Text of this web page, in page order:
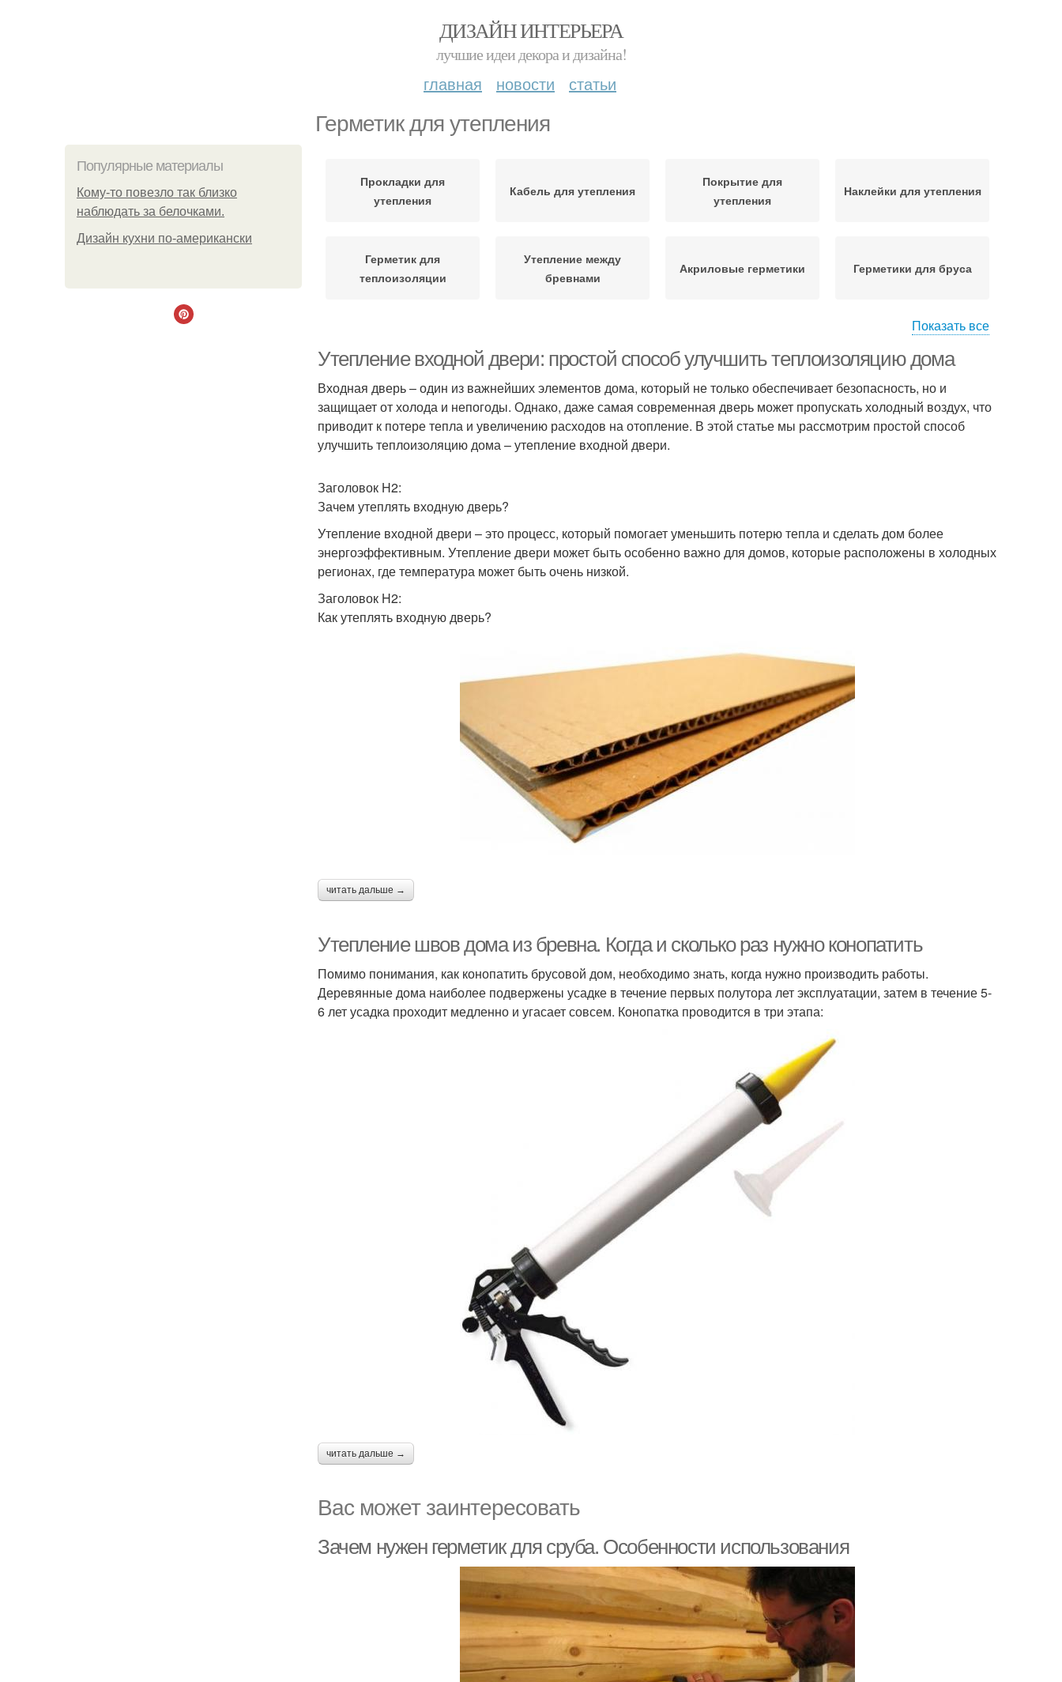
ДИЗАЙН ИНТЕРЬЕРА
лучшие идеи декора и дизайна!
главная новости статьи
Герметик для утепления
Популярные материалы
Кому-то повезло так близко
наблюдать за белочками.
Дизайн кухни по-американски
Прокладки для
утепления
Кабель для утепления
Покрытие для
утепления
Наклейки для утепления
Герметик для
теплоизоляции
Утепление между
бревнами
Акриловые герметики Герметики для бруса
Показать все
Утепление входной двери: простой способ улучшить теплоизоляцию дома
Входная дверь – один из важнейших элементов дома, который не только обеспечивает безопасность, но и
защищает от холода и непогоды. Однако, даже самая современная дверь может пропускать холодный воздух, что
приводит к потере тепла и увеличению расходов на отопление. В этой статье мы рассмотрим простой способ
улучшить теплоизоляцию дома – утепление входной двери.
Заголовок H2:
Зачем утеплять входную дверь?
Утепление входной двери – это процесс, который помогает уменьшить потерю тепла и сделать дом более
энергоэффективным. Утепление двери может быть особенно важно для домов, которые расположены в холодных
регионах, где температура может быть очень низкой.
Заголовок H2:
Как утеплять входную дверь?
читать дальше →
Утепление швов дома из бревна. Когда и сколько раз нужно конопатить
Помимо понимания, как конопатить брусовой дом, необходимо знать, когда нужно производить работы.
Деревянные дома наиболее подвержены усадке в течение первых полутора лет эксплуатации, затем в течение 5-
6 лет усадка проходит медленно и угасает совсем. Конопатка проводится в три этапа:
читать дальше →
Вас может заинтересовать
Зачем нужен герметик для сруба. Особенности использования